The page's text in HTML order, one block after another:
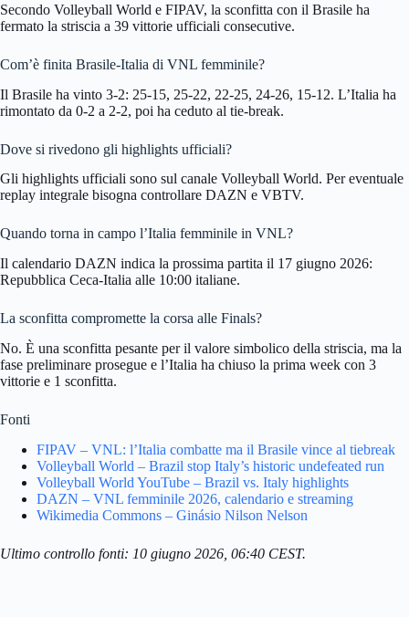
Secondo Volleyball World e FIPAV, la sconfitta con il Brasile ha
fermato la striscia a 39 vittorie ufficiali consecutive.
Com’è finita Brasile-Italia di VNL femminile?
Il Brasile ha vinto 3-2: 25-15, 25-22, 22-25, 24-26, 15-12. L’Italia ha
rimontato da 0-2 a 2-2, poi ha ceduto al tie-break.
Dove si rivedono gli highlights ufficiali?
Gli highlights ufficiali sono sul canale Volleyball World. Per eventuale
replay integrale bisogna controllare DAZN e VBTV.
Quando torna in campo l’Italia femminile in VNL?
Il calendario DAZN indica la prossima partita il 17 giugno 2026:
Repubblica Ceca-Italia alle 10:00 italiane.
La sconfitta compromette la corsa alle Finals?
No. È una sconfitta pesante per il valore simbolico della striscia, ma la
fase preliminare prosegue e l’Italia ha chiuso la prima week con 3
vittorie e 1 sconfitta.
Fonti
FIPAV – VNL: l’Italia combatte ma il Brasile vince al tiebreak
Volleyball World – Brazil stop Italy’s historic undefeated run
Volleyball World YouTube – Brazil vs. Italy highlights
DAZN – VNL femminile 2026, calendario e streaming
Wikimedia Commons – Ginásio Nilson Nelson
Ultimo controllo fonti: 10 giugno 2026, 06:40 CEST.